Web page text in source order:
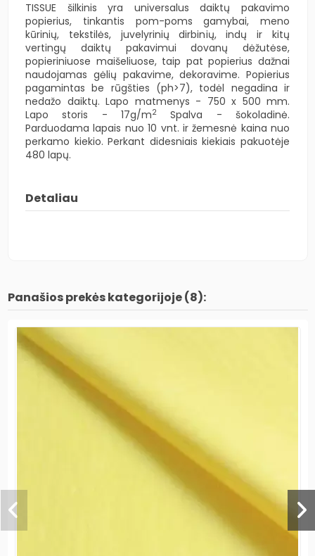
TISSUE šilkinis yra universalus daiktų pakavimo
popierius, tinkantis pom-poms gamybai, meno
kūrinių, tekstilės, juvelyrinių dirbinių, indų ir kitų
vertingų daiktų pakavimui dovanų dėžutėse,
popieriniuose maišeliuose, taip pat popierius dažnai
naudojamas gėlių pakavime, dekoravime. Popierius
pagamintas be rūgšties (ph>7), todėl negadina ir
nedažo daiktų. Lapo matmenys - 750 x 500 mm.
Lapo storis - 17g/m2
Spalva - šokoladinė.
Parduodama lapais nuo 10 vnt. ir žemesnė kaina nuo
perkamo kiekio. Perkant didesniais kiekiais pakuotėje
480 lapų.
Detaliau
Panašios prekės kategorijoje (8):